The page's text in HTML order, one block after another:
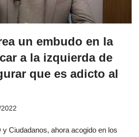
un embudo en la
a la izquierda de
que es adicto al
Ciudadanos, ahora acogido en los